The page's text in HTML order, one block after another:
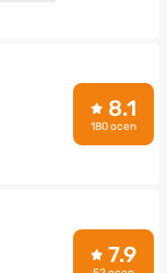
8.1
180 ocen
7.9